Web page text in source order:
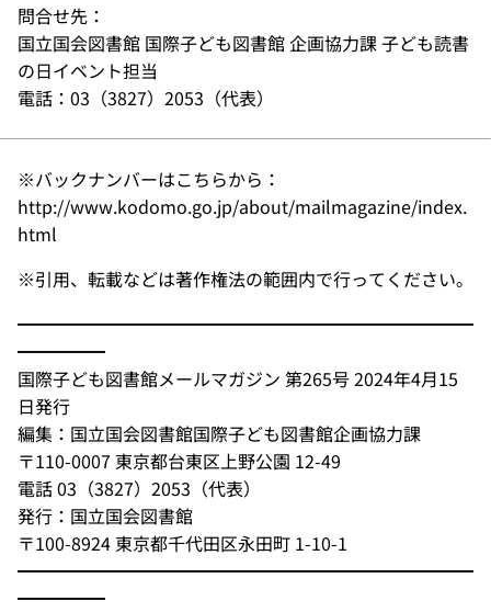
問合せ先：
国立国会図書館 国際子ども図書館 企画協力課 子ども読書
の日イベント担当
電話：03（3827）2053（代表）
※バックナンバーはこちらから：
http://www.kodomo.go.jp/about/mailmagazine/index.
html
※引用、転載などは著作権法の範囲内で行ってください。
━━━━━━━━━━━━━━━━━━━━━━━━━━
━━━━━
国際子ども図書館メールマガジン 第265号 2024年4月15
日発行
編集：国立国会図書館国際子ども図書館企画協力課
〒110-0007 東京都台東区上野公園 12-49
電話 03（3827）2053（代表）
発行：国立国会図書館
〒100-8924 東京都千代田区永田町 1-10-1
━━━━━━━━━━━━━━━━━━━━━━━━━━
━━━━━